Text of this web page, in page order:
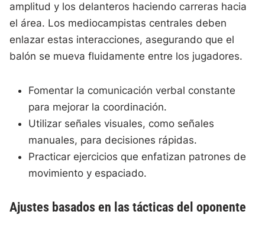
amplitud y los delanteros haciendo carreras hacia
el área. Los mediocampistas centrales deben
enlazar estas interacciones, asegurando que el
balón se mueva fluidamente entre los jugadores.
Fomentar la comunicación verbal constante
para mejorar la coordinación.
Utilizar señales visuales, como señales
manuales, para decisiones rápidas.
Practicar ejercicios que enfatizan patrones de
movimiento y espaciado.
Ajustes basados en las tácticas del oponente